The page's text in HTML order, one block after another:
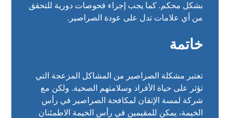
بشكل محكم. كما يجب إجراء فحوصات دورية للتحقق
من أي علامات تدل على عودة الصراصير.
خاتمة
تعتبر مشكلة الصراصير من المشاكل المزعجة التي
تؤثر على حياة الأفراد وسلامتهم الصحية. ولكن مع
شركة لمسة الإتقان لمكافحة الصراصير في رأس
الخيمة، يمكن للمقيمين في رأس الخيمة الاطمئنان